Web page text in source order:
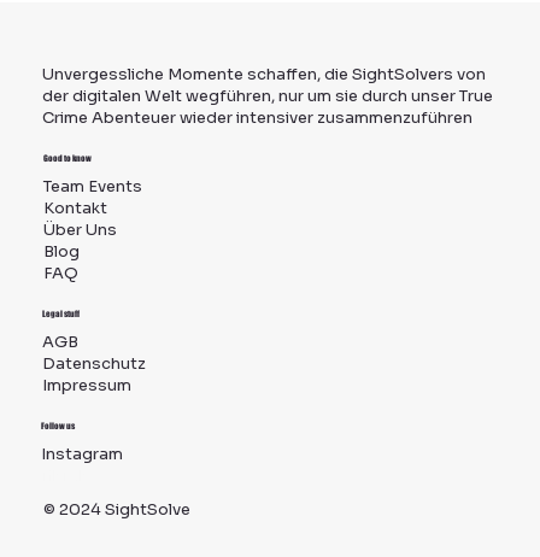
Unvergessliche Momente schaffen, die SightSolvers von
der digitalen Welt wegführen, nur um sie durch unser True
Crime Abenteuer wieder intensiver zusammenzuführen
Good to know
Team Events
Kontakt
Über Uns
Blog
FAQ
Legal stuff
AGB
Datenschutz
Impressum
Follow us
Instagram
© 2024 SightSolve